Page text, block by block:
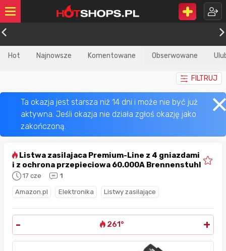
Hot Najnowsze Komentowane Obserwowane
FILTRUJ
i z ochrona przepieciowa 60.000A Brennenstuhl
17 cze 1
Amazon.pl Elektronika Listwy zasilające
- 261° +